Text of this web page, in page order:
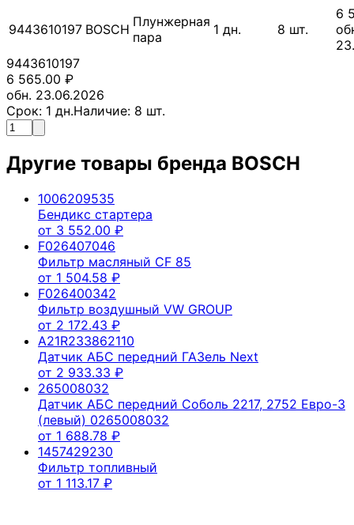
9443610197 BOSCH Плунжерная
пара
1 дн. 8 шт.
6
9443610197
6 565.00 ₽
обн. 23.06.2026
Срок: 1 дн.Наличие: 8 шт.
Другие товары бренда BOSCH
1006209535
Бендикс стартера
от 3 552.00 ₽
F026407046
Фильтр масляный CF 85
от 1 504.58 ₽
F026400342
Фильтр воздушный VW GROUP
от 2 172.43 ₽
A21R233862110
Датчик АБС передний ГАЗель Next
от 2 933.33 ₽
265008032
Датчик АБС передний Соболь 2217, 2752 Евро-3
(левый) 0265008032
от 1 688.78 ₽
1457429230
Фильтр топливный
от 1 113.17 ₽